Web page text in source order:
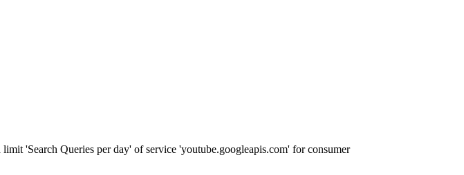
'Search Queries per day' of service 'youtube.googleapis.com' for consumer